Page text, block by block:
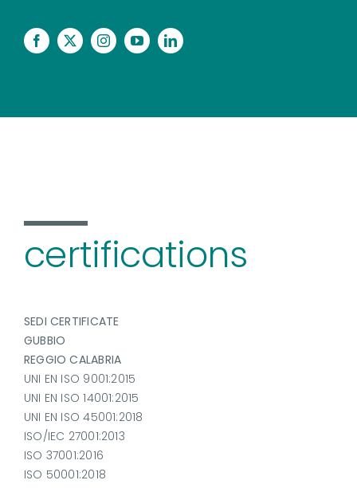
certifications
SEDI CERTIFICATE
GUBBIO
REGGIO CALABRIA
UNI EN ISO 9001:2015
UNI EN ISO 14001:2015
UNI EN ISO 45001:2018
ISO/IEC 27001:2013
ISO 37001:2016
ISO 50001:2018